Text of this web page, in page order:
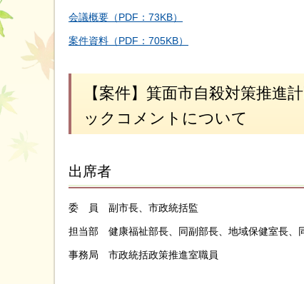
会議概要（PDF：73KB）
案件資料（PDF：705KB）
【案件】箕面市自殺対策推進
ックコメントについて
出席者
委 員 副市長、市政統括監
担当部 健康福祉部長、同副部長、地域保健室長、
事務局 市政統括政策推進室職員